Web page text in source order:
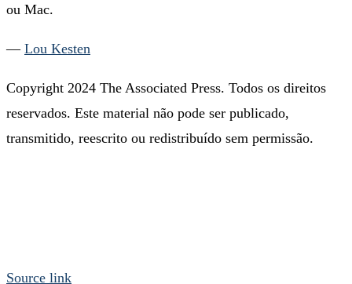
ou Mac.
— Lou Kesten
Copyright 2024 The Associated Press. Todos os direitos
reservados. Este material não pode ser publicado,
transmitido, reescrito ou redistribuído sem permissão.
Source link